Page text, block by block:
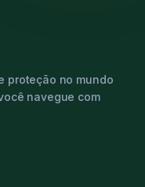
proteção no mundo
navegue com